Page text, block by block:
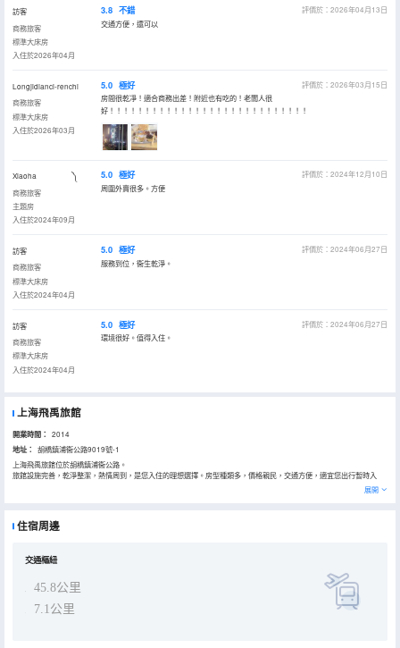
訪客
商務旅客
標準大床房
入住於2026年04月
3.8 不錯
評價於：2026年04月13日
交通方便，還可以
Longjidianci-renchi
商務旅客
標準大床房
入住於2026年03月
5.0 極好
評價於：2026年03月15日
房間很乾凈！適合商務出差！附近也有吃的！老闆人很
好！！！！！！！！！！！！！！！！！！！！！！！！！！！！
Xiaoha ༽
商務旅客
主題房
入住於2024年09月
5.0 極好
評價於：2024年12月10日
周圍外賣很多。方便
訪客
商務旅客
標準大床房
入住於2024年04月
5.0 極好
評價於：2024年06月27日
服務到位，衞生乾淨。
訪客
商務旅客
標準大床房
入住於2024年04月
5.0 極好
評價於：2024年06月27日
環境很好。值得入住。
上海飛禹旅館
開業時間： 2014
地址：
胡橋鎮浦衞公路9019號-1
上海飛禹旅館位於胡橋鎮浦衞公路。
旅館設施完善，乾淨整潔，熱情周到，是您入住的理想選擇。房型種類多，價格親民，交通方便，適宜您出行暫時入
住，爭取給您一個好的入住體驗。浴室內提供24小時熱水，讓您感受到賓至如歸的享受。旅客可以在閒暇時間去旅館的
展開
住宿周邊
交通樞紐
45.8公里
7.1公里